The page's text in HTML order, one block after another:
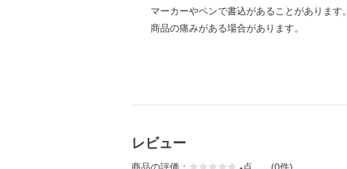
マーカーやペンで書込があることがあります。
商品の痛みがある場合があります。
レビュー
商品の評価： -点 (0件)